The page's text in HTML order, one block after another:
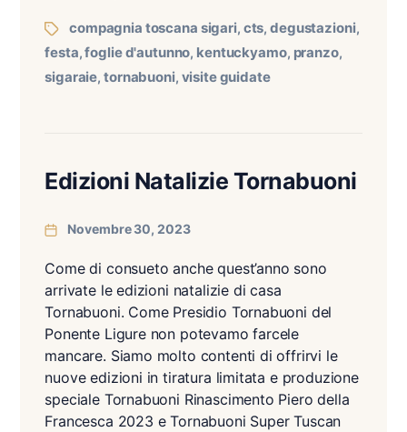
compagnia toscana sigari, cts,degustazioni,
festa,foglie d'autunno, kentuckyamo, pranzo,
sigaraie,tornabuoni, visite guidate
Edizioni Natalizie Tornabuoni
Novembre 30, 2023
Come di consueto anche quest’anno sono
arrivate le edizioni natalizie di casa
Tornabuoni. Come Presidio Tornabuoni del
Ponente Ligure non potevamo farcele
mancare. Siamo molto contenti di offrirvi le
nuove edizioni in tiratura limitata e produzione
speciale Tornabuoni Rinascimento Piero della
Francesca 2023 e Tornabuoni Super Tuscan